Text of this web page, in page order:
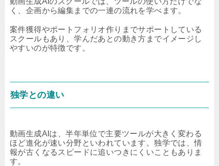
く、企画から編集までの一連の流れを学べます。
案件獲得やポートフォリオ作りまでサポートしている
スクールもあり、学んだあとの動き方までイメージし
やすいのが特徴です。
独学との違い
動画生成AIは、半年単位で主要ツールが大きく変わる
ほど進化が速い分野といわれています。独学では、情
報が古くなるスピードに追いつきにくいこともありま
す。